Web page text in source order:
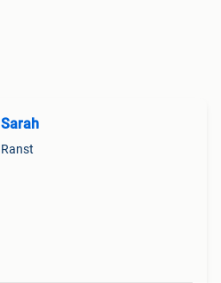
Sarah
Ranst